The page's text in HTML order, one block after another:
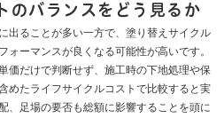
のバランスをどう見るか
出ることが多い一方で、塗り替えサイクル
ォーマンスが良くなる可能性が高いです。
価だけで判断せず、施工時の下地処理や保
めたライフサイクルコストで比較すると実
、足場の要否も総額に影響することを頭に